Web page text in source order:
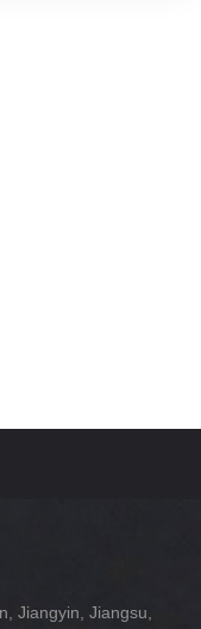
Jiangyin, Jiangsu,